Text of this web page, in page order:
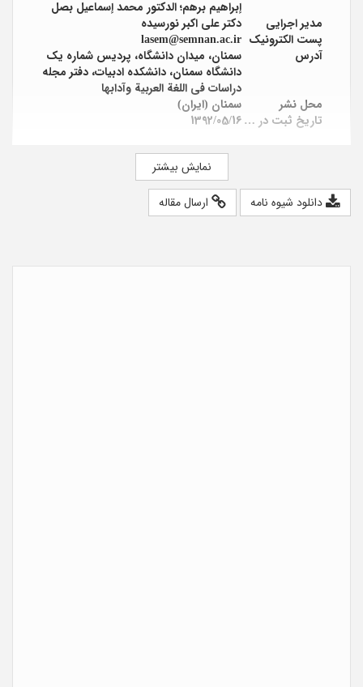
إبراهيم برهم؛ الدكتور محمد إسماعيل بصل
مدیر اجرایی
دکتر علی اکبر نورسیده
پست الکترونیک
lasem@semnan.ac.ir
آدرس
سمنان، میدان دانشگاه، پردیس شماره یک
دانشگاه سمنان، دانشکده ادبیات، دفتر مجله
دراسات فی اللغة العربیة وآدابها
محل نشر
سمنان (ایران)
تاریخ ثبت در پایگاه 1392/05/16
نمایش بیشتر
دانلود شیوه نامه ارسال مقاله